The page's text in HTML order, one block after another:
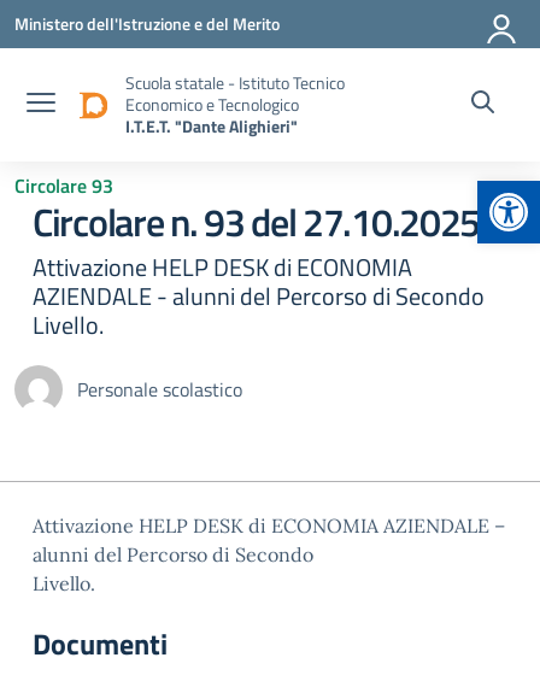
Vai ai contenuti
Vai al menu di navigazione
Vai al footer
Ministero dell'Istruzione e del Merito
Scuola statale - Istituto Tecnico
Economico e Tecnologico
I.T.E.T. "Dante Alighieri"
Circolare 93
Circolare n. 93 del 27.10.2025
Attivazione HELP DESK di ECONOMIA
AZIENDALE - alunni del Percorso di Secondo
Livello.
Personale scolastico
Attivazione HELP DESK di ECONOMIA AZIENDALE –
alunni del Percorso di Secondo
Livello.
Documenti